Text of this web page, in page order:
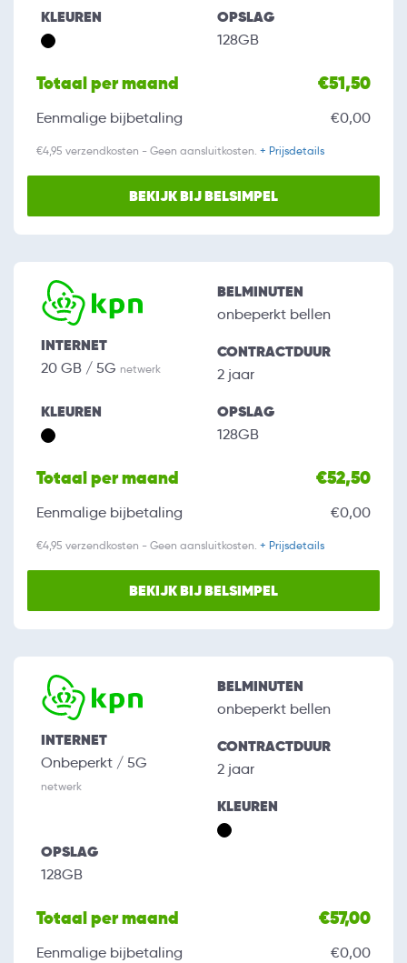
KLEUREN OPSLAG
128GB
Totaal per maand €51,50
Eenmalige bijbetaling €0,00
€4,95 verzendkosten - Geen aansluitkosten. + Prijsdetails
BEKIJK BIJ BELSIMPEL
INTERNET
20 GB / 5G netwerk
BELMINUTEN
onbeperkt bellen
CONTRACTDUUR
2 jaar
KLEUREN OPSLAG
128GB
Totaal per maand €52,50
Eenmalige bijbetaling €0,00
€4,95 verzendkosten - Geen aansluitkosten. + Prijsdetails
BEKIJK BIJ BELSIMPEL
INTERNET
Onbeperkt / 5G
netwerk
BELMINUTEN
onbeperkt bellen
CONTRACTDUUR
2 jaar
KLEUREN
OPSLAG
128GB
Totaal per maand €57,00
Eenmalige bijbetaling €0,00